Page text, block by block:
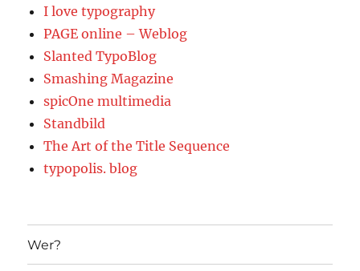
I love typography
PAGE online – Weblog
Slanted TypoBlog
Smashing Magazine
spicOne multimedia
Standbild
The Art of the Title Sequence
typopolis. blog
Wer?